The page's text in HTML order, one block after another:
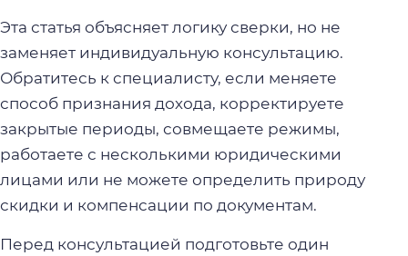
Эта статья объясняет логику сверки, но не
заменяет индивидуальную консультацию.
Обратитесь к специалисту, если меняете
способ признания дохода, корректируете
закрытые периоды, совмещаете режимы,
работаете с несколькими юридическими
лицами или не можете определить природу
скидки и компенсации по документам.
Перед консультацией подготовьте один